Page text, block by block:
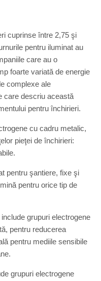
cuprinse între 2,75 şi
pentru iluminat au
care au o
foarte variată de energie
complexe ale
care descriu această
pentru închirieri.
cu cadru metalic,
pieţei de închirieri:
pentru şantiere, fixe şi
pentru orice tip de
grupuri electrogene
pentru reducerea
pentru mediile sensibile
grupuri electrogene